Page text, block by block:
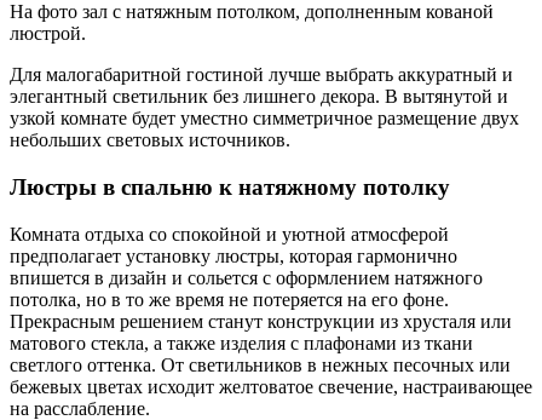
На фото зал с натяжным потолком, дополненным кованой
люстрой.
Для малогабаритной гостиной лучше выбрать аккуратный и
элегантный светильник без лишнего декора. В вытянутой и
узкой комнате будет уместно симметричное размещение двух
небольших световых источников.
Люстры в спальню к натяжному потолку
Комната отдыха со спокойной и уютной атмосферой
предполагает установку люстры, которая гармонично
впишется в дизайн и сольется с оформлением натяжного
потолка, но в то же время не потеряется на его фоне.
Прекрасным решением станут конструкции из хрусталя или
матового стекла, а также изделия с плафонами из ткани
светлого оттенка. От светильников в нежных песочных или
бежевых цветах исходит желтоватое свечение, настраивающее
на расслабление.